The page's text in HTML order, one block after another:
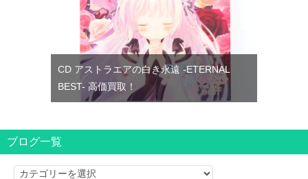
CD アストラエアの白き永遠 -ETERNAL
BEST- 高価買取！
ブログ一覧
ブ